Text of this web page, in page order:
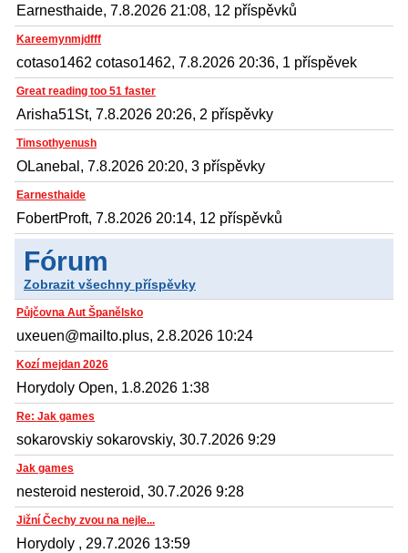
Earnesthaide, 7.8.2026 21:08, 12 příspěvků
Kareemynmjdfff
cotaso1462 cotaso1462, 7.8.2026 20:36, 1 příspěvek
Great reading too 51 faster
Arisha51St, 7.8.2026 20:26, 2 příspěvky
Timsothyenush
OLanebal, 7.8.2026 20:20, 3 příspěvky
Earnesthaide
FobertProft, 7.8.2026 20:14, 12 příspěvků
Fórum
Zobrazit všechny příspěvky
Půjčovna Aut Španělsko
uxeuen@mailto.plus, 2.8.2026 10:24
Kozí mejdan 2026
Horydoly Open, 1.8.2026 1:38
Re: Jak games
sokarovskiy sokarovskiy, 30.7.2026 9:29
Jak games
nesteroid nesteroid, 30.7.2026 9:28
Jižní Čechy zvou na nejle...
Horydoly , 29.7.2026 13:59